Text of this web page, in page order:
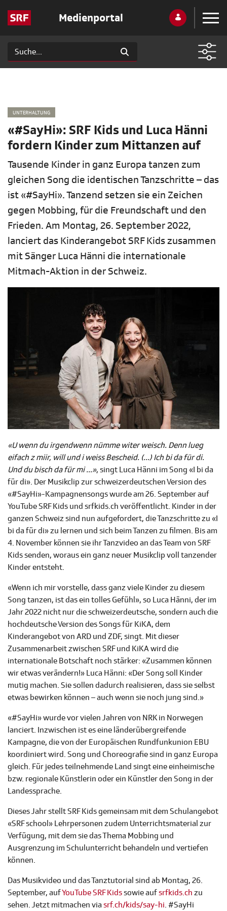
Medienportal
UNTERHALTUNG
«#SayHi»: SRF Kids und Luca Hänni
fordern Kinder zum Mittanzen auf
Tausende Kinder in ganz Europa tanzen zum
gleichen Song die identischen Tanzschritte – das
ist «#SayHi». Tanzend setzen sie ein Zeichen
gegen Mobbing, für die Freundschaft und den
Frieden. Am Montag, 26. September 2022,
lanciert das Kinderangebot SRF Kids zusammen
mit Sänger Luca Hänni die internationale
Mitmach-Aktion in der Schweiz.
«U wenn du irgendwenn nümme witer weisch. Denn lueg
eifach z miir, will und i weiss Bescheid. (...) Ich bi da für di.
Und du bisch da für mi ...», singt Luca Hänni im Song «I bi da
für di». Der Musikclip zur schweizerdeutschen Version des
«#SayHi»-Kampagnensongs wurde am 26. September auf
YouTube SRF Kids und srfkids.ch veröffentlicht. Kinder in der
ganzen Schweiz sind nun aufgefordert, die Tanzschritte zu «I
bi da für di» zu lernen und sich beim Tanzen zu filmen. Bis am
4. November können sie ihr Tanzvideo an das Team von SRF
Kids senden, woraus ein ganz neuer Musikclip voll tanzender
Kinder entsteht.
«Wenn ich mir vorstelle, dass ganz viele Kinder zu diesem
Song tanzen, ist das ein tolles Gefühl», so Luca Hänni, der im
Jahr 2022 nicht nur die schweizerdeutsche, sondern auch die
hochdeutsche Version des Songs für KiKA, dem
Kinderangebot von ARD und ZDF, singt. Mit dieser
Zusammenarbeit zwischen SRF und KiKA wird die
internationale Botschaft noch stärker: «Zusammen können
wir etwas verändern!» Luca Hänni: «Der Song soll Kinder
mutig machen. Sie sollen dadurch realisieren, dass sie selbst
etwas bewirken können – auch wenn sie noch jung sind.»
«#SayHi» wurde vor vielen Jahren von NRK in Norwegen
lanciert. Inzwischen ist es eine länderübergreifende
Kampagne, die von der Europäischen Rundfunkunion EBU
koordiniert wird. Song und Choreografie sind in ganz Europa
gleich. Für jedes teilnehmende Land singt eine einheimische
bzw. regionale Künstlerin oder ein Künstler den Song in der
Landessprache.
Dieses Jahr stellt SRF Kids gemeinsam mit dem Schulangebot
«SRF school» Lehrpersonen zudem Unterrichtsmaterial zur
Verfügung, mit dem sie das Thema Mobbing und
Ausgrenzung im Schulunterricht behandeln und vertiefen
können.
Das Musikvideo und das Tanztutorial sind ab Montag, 26.
September, aufYouTube SRF Kidssowie aufsrfkids.ch zu
sehen. Jetzt mitmachen via srf.ch/kids/say-hi. #SayHi